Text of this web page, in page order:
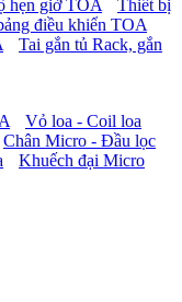
hẹn giờ TOA
Thiết bị
điều khiển TOA
Tai gắn tủ Rack, gắn
Vỏ loa - Coil loa
Chân Micro - Đầu lọc
Khuếch đại Micro